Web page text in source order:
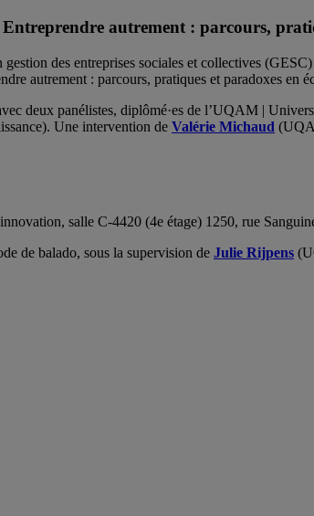
autrement : parcours,
des entreprises sociales et collectives
autrement : parcours, pratiques et paradoxes en
deux panélistes, diplômé·es de l’UQAM |
Une intervention de Valérie Michaud
salle C-4420 (4e étage) 1250, rue
de balado, sous la supervision de Julie Rijpens